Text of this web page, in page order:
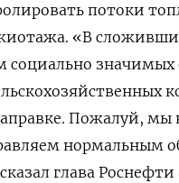
потоки
«В
социально
Пожалуй, мы
нормальным
глава